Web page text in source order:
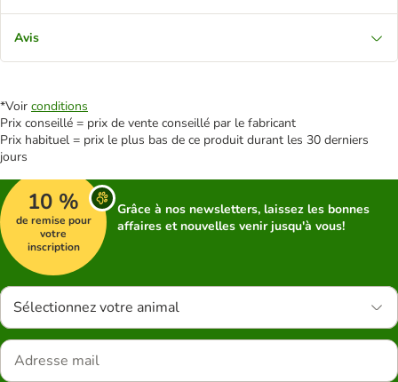
Avis
*Voir conditions
Prix conseillé = prix de vente conseillé par le fabricant
Prix habituel = prix le plus bas de ce produit durant les 30 derniers
jours
10 %
de remise pour
votre
inscription
Grâce à nos newsletters, laissez les bonnes
affaires et nouvelles venir jusqu'à vous!
Sélectionnez votre animal